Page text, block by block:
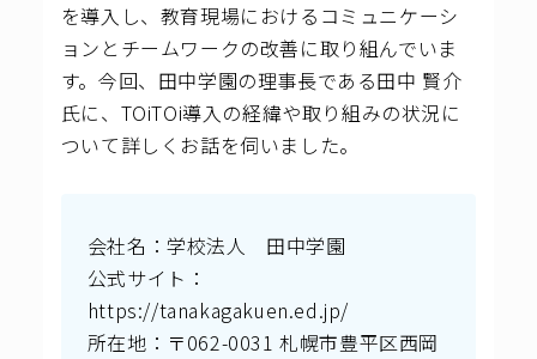
を導入し、教育現場におけるコミュニケーシ
ョンとチームワークの改善に取り組んでいま
す。今回、田中学園の理事長である田中 賢介
氏に、TOiTOi導入の経緯や取り組みの状況に
ついて詳しくお話を伺いました。
会社名：学校法人 田中学園
公式サイト：​​​
https://tanakagakuen.ed.jp/
所在地：〒062-0031 札幌市豊平区西岡